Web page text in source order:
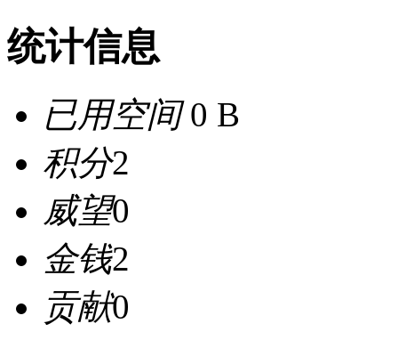
统计信息
已用空间0 B
积分2
威望0
金钱2
贡献0